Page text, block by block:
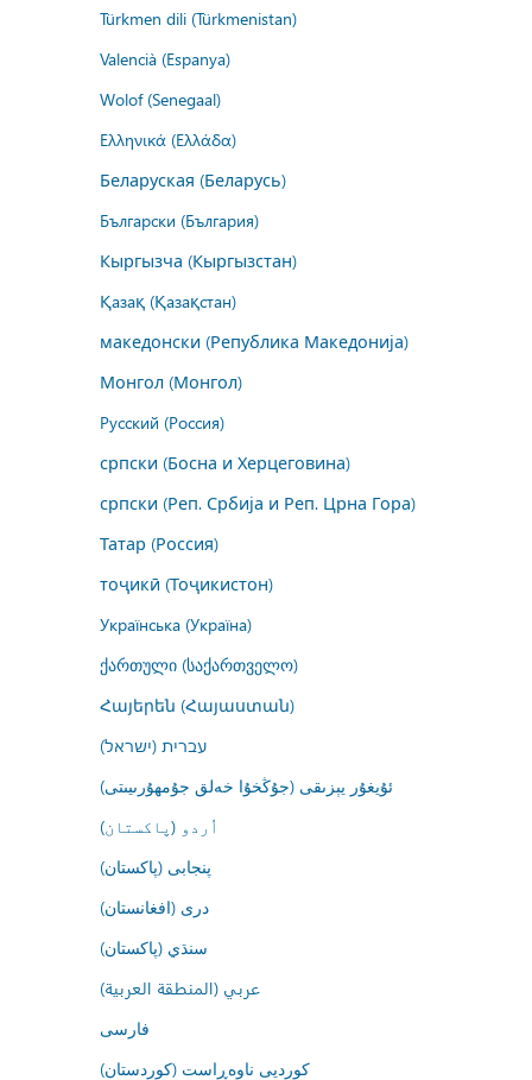
Türkmen dili (Türkmenistan)
Valencià (Espanya)
Wolof (Senegaal)
Ελληνικά (Ελλάδα)
Беларуская (Беларусь)
Български (България)
Кыргызча (Кыргызстан)
Қазақ (Қазақстан)
македонски (Република Македонија)
Монгол (Монгол)
Русский (Россия)
српски (Босна и Херцеговина)
српски (Реп. Србија и Реп. Црна Гора)
Татар (Россия)
тоҷикӣ (Тоҷикистон)
Українська (Україна)
ქართული (საქართველო)
Հայերեն (Հայաստան)
עברית (ישראל)
ئۇيغۇر يېزىقى (جۇڭخۇا خەلق جۇمھۇرىيىتى)
اُردو (پاکستان)
پنجابی (پاکستان)
درى (افغانستان)
سنڌي (پاکستان)
عربي (المنطقة العربية)
فارسى
کوردیی ناوەڕاست (کوردستان)